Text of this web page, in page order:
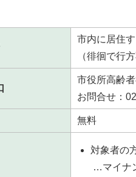
市内に居住
（徘徊で行
市役所高齢
お問合せ：
無料
対象者の
…マイナ